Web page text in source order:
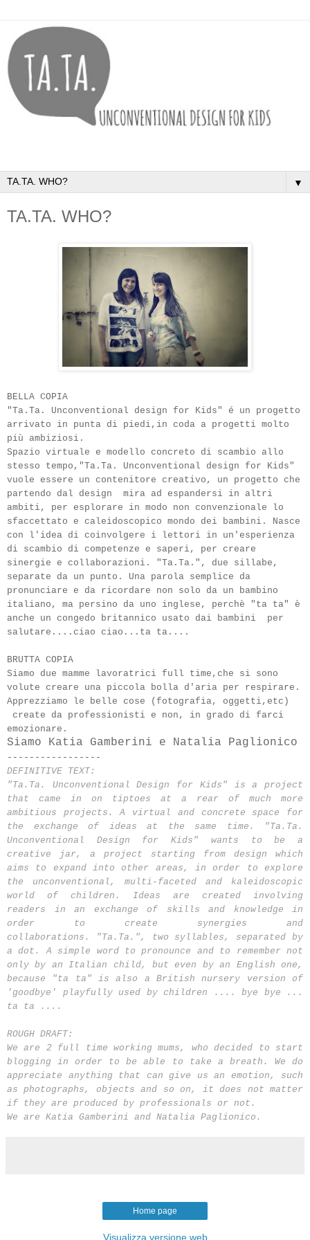
▼
TA.TA. WHO?
BELLA COPIA
"Ta.Ta. Unconventional design for Kids" é un progetto
arrivato in punta di piedi,in coda a progetti molto
più ambiziosi.
Spazio virtuale e modello concreto di scambio allo
stesso tempo,"Ta.Ta. Unconventional design for Kids"
vuole essere un contenitore creativo, un progetto che
partendo dal design mira ad espandersi in altri
ambiti, per esplorare in modo non convenzionale lo
sfaccettato e caleidoscopico mondo dei bambini.
Nasce
con l'idea di coinvolgere i lettori in un'esperienza
di scambio di competenze e saperi, per creare
sinergie e collaborazioni.
"Ta.Ta.", due sillabe,
separate da un punto. Una parola semplice da
pronunciare e da ricordare non solo da un bambino
italiano, ma persino da uno inglese, perchè "ta ta" è
anche un congedo britannico usato dai bambini per
salutare....ciao ciao...ta ta....
BRUTTA COPIA
Siamo due mamme lavoratrici full time,che si sono
volute creare una piccola bolla d'aria per respirare.
Apprezziamo le belle cose (fotografia, oggetti,etc)
create da professionisti e non, in grado di farci
emozionare.
Siamo Katia Gamberini e Natalia Paglionico
-----------------
DEFINITIVE TEXT:
"Ta.Ta. Unconventional Design for Kids" is a project
that came in on tiptoes at a rear of much more
ambitious projects.A virtual and concrete space for
the exchange of ideas at the same time.
"Ta.Ta.
Unconventional Design for Kids" wants to be a
creative jar, a project starting from design which
aims to expand into other areas, in order to explore
the unconventional, multi-faceted and kaleidoscopic
world of children.
Ideas are created involving
readers in an exchange of skills and knowledge in
order to create synergies and
collaborations.
"Ta.Ta.", two syllables, separated by
a dot.
A simple word to pronounce and to remember not
only by an Italian child, but even by an English one,
because "ta ta" is also a British nursery version of
'goodbye' playfully used by children .... bye bye ...
ta ta ....
ROUGH DRAFT:
We are 2 full time working mums, who decided to start
blogging in order to be able to take a breath. We do
appreciate anything that can give us an emotion, such
as photographs, objects and so on, it does not matter
if they are produced by professionals or not.
We are Katia Gamberini and Natalia Paglionico.
Home page
Visualizza versione web